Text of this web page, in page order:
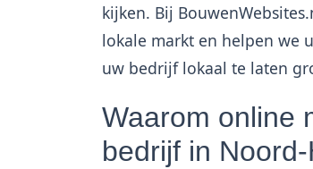
kijken. Bij
lokale markt en helpen we
uw bedrijf lokaal te laten
Waarom online
bedrijf in